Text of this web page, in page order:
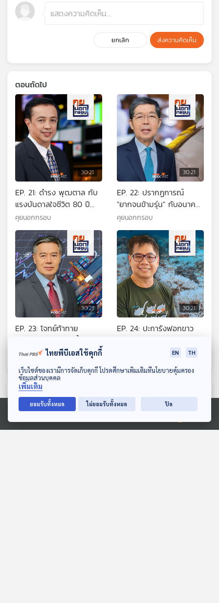
ดาวน์โหลด Thai PBS Podcast Application
Ⓒ 2020 องค์การกระจายเสียงและแพร่ภาพสาธารณะแห่งประเทศไทย
ยกเลิก ส่งความคิดเห็น
ตอนถัดไป
30:21
EP. 21: ดำรง พุฒตาล กับ
แรงบันดาลใจชีวิต 80 ปี
จากสื่อสู่การเมือง
คุยนอกกรอบ
30:21
EP. 22: ปรากฏการณ์
"ยากจนข้ามรุ่น" กับอนาคต
การศึกษาไทย
คุยนอกกรอบ
30:21
EP. 23: โจทย์ท้าทาย
เศรษฐกิจไทยในยุคนี้
แนวทางการฝ่ามรสุมกับการ
ฟื้นตัว
คุยนอกกรอบ
30:21
EP. 24: ปะการังฟอกขาว
สะเทือนท้องทะเลไทย
ตอนที่เกี่ยวข้อง
ไทยพีบีเอสใช้คุกกี้ EN TH
เว็บไซต์ของเรามีการจัดเก็บคุกกี้ โปรดศึกษาเพิ่มเติมที่นโยบายคุ้มครอง
ข้อมูลส่วนบุคคล
เพิ่มเติม
ยอมรับทั้งหมด ไม่ยอมรับทั้งหมด ปิด